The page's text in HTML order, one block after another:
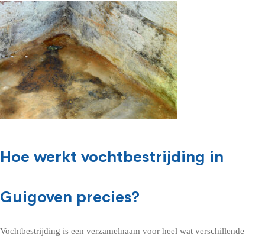
Hoe werkt vochtbestrijding in
Guigoven precies?
Vochtbestrijding is een verzamelnaam voor heel wat verschillende